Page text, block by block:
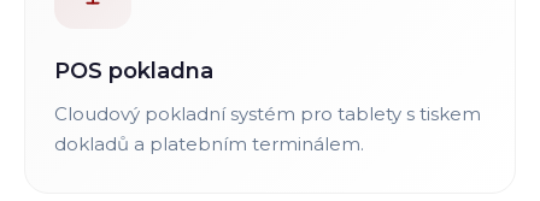
POS pokladna
Cloudový pokladní systém pro tablety s tiskem
dokladů a platebním terminálem.